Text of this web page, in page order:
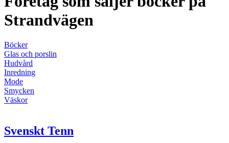
Strandvägen
Böcker
Glas och porslin
Hudvård
Inredning
Mode
Smycken
Väskor
Svenskt Tenn